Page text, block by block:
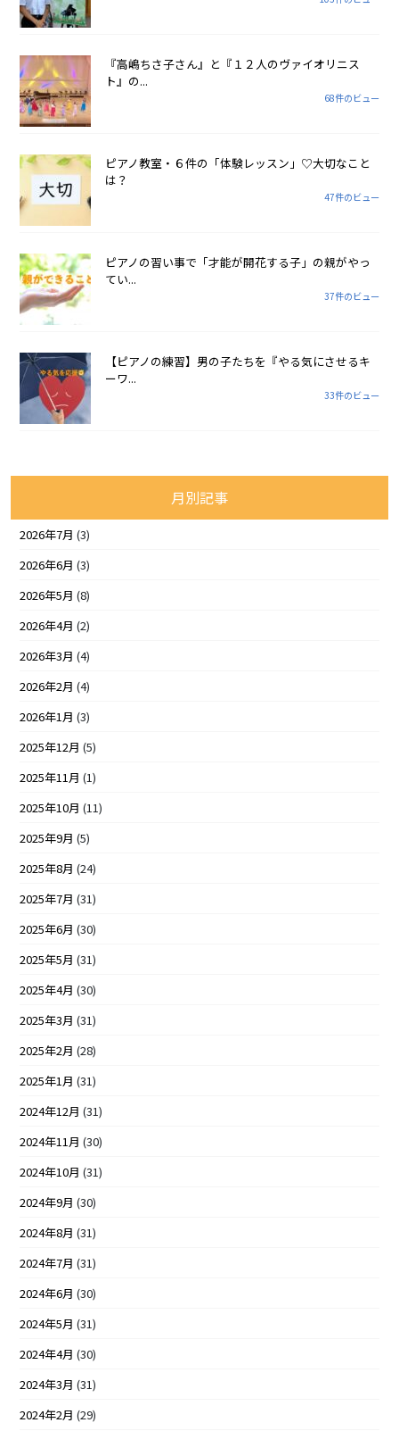
『高嶋ちさ子さん』と『１２人のヴァイオリニス
ト』の...
68件のビュー
ピアノ教室・６件の「体験レッスン」♡大切なこと
は？
47件のビュー
ピアノの習い事で「才能が開花する子」の親がやっ
てい...
37件のビュー
【ピアノの練習】男の子たちを『やる気にさせるキ
ーワ...
33件のビュー
月別記事
2026年7月 (3)
2026年6月 (3)
2026年5月 (8)
2026年4月 (2)
2026年3月 (4)
2026年2月 (4)
2026年1月 (3)
2025年12月 (5)
2025年11月 (1)
2025年10月 (11)
2025年9月 (5)
2025年8月 (24)
2025年7月 (31)
2025年6月 (30)
2025年5月 (31)
2025年4月 (30)
2025年3月 (31)
2025年2月 (28)
2025年1月 (31)
2024年12月 (31)
2024年11月 (30)
2024年10月 (31)
2024年9月 (30)
2024年8月 (31)
2024年7月 (31)
2024年6月 (30)
2024年5月 (31)
2024年4月 (30)
2024年3月 (31)
2024年2月 (29)